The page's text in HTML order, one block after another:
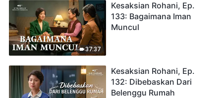
37:37
Kesaksian Rohani, Ep.
133: Bagaimana Iman
Muncul
Kesaksian Rohani, Ep.
132: Dibebaskan Dari
Belenggu Rumah